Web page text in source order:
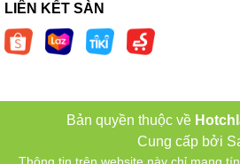
LIÊN KẾT SÀN
Bản quyền thuộc về
Cung cấp bởi